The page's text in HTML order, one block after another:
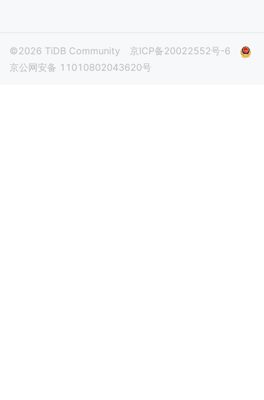
©2026 TiDB Community
京ICP备20022552号-6
京公网安备 11010802043620号